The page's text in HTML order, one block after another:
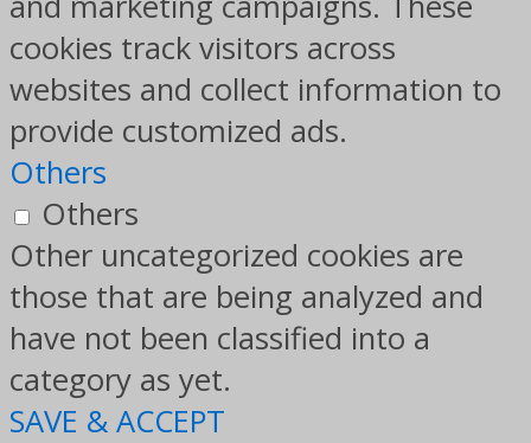
cookies track visitors across
websites and collect information to
provide customized ads.
Others
Others
Other uncategorized cookies are
those that are being analyzed and
have not been classified into a
category as yet.
SAVE & ACCEPT